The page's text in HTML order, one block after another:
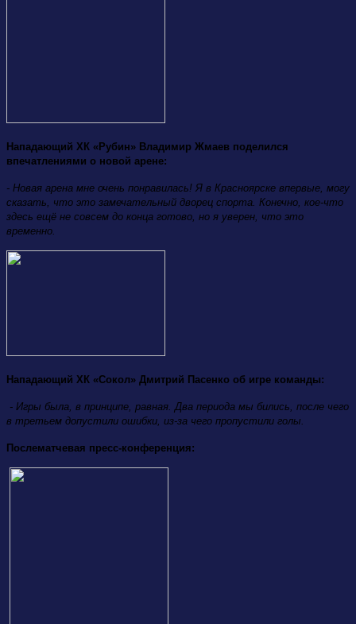
Нападающий ХК «Рубин» Владимир Жмаев поделился
впечатлениями о новой арене:
- Новая арена мне очень понравилась! Я в Красноярске впервые, могу
сказать, что это замечательный дворец спорта. Конечно, кое-что
здесь ещё не совсем до конца готово, но я уверен, что это
временно.
Нападающий ХК «Сокол» Дмитрий Пасенко об игре команды:
- Игры была, в принципе, равная. Два периода мы бились, после чего
в третьем допустили ошибки, из-за чего пропустили голы.
Послематчевая пресс-конференция: